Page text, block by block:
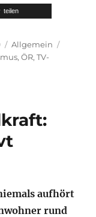
teilen
Kategorien
Allgemein
,ÖR,TV-
aufhört
rund